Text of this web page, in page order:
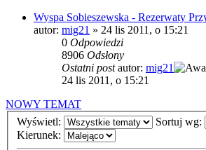
Wyspa Sobieszewska - Rezerwaty
autor: mig21 » 24 lis 2011, o 15:21
0 Odpowiedzi
8906 Odsłony
Ostatni postautor: mig21
24 lis 2011, o 15:21
NOWY TEMAT
Wyświetl:
Sortuj wg:
Kierunek: